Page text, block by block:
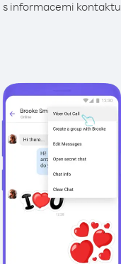
s informacemi kontaktu